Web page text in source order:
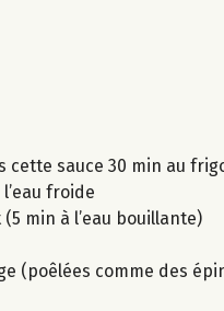
sauce 30 min au
froide
min à l’eau bouillante)
(poêlées comme des